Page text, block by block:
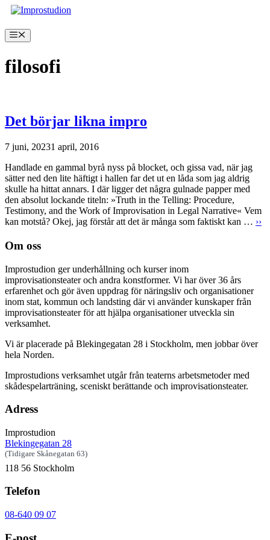
Hoppa
innehållMeny
filosofi
Det börjar likna impro
7 juni, 20231 april, 2016
Handlade en gammal byrå nyss på blocket, och gissa vad, när jag
sätter ned den lite häftigt i hallen far det ut en låda som jag aldrig
skulle ha hittat annars. I där ligger det några gulnade papper med
den absolut lockande titeln: »Truth in the Telling: Procedure,
Testimony, and the Work of Improvisation in Legal Narrative« Vem
kan motstå? Okej, jag förstår att det är många som faktiskt kan … ››
Om oss
Improstudion ger underhållning och kurser inom
improvisationsteater och andra konstformer. Vi har över 36 års
erfarenhet och gör även uppdrag för näringsliv och organisationer
inom stat, kommun och landsting där vi använder kunskaper från
improvisationsteater för att hjälpa organisationer utveckla sin
verksamhet.
Vi är placerade på Blekingegatan 28 i Stockholm, men jobbar över
hela Norden.
Improstudions verksamhet utgår från teaterns arbetsmetoder med
skådespelarträning, sceniskt berättande och improvisationsteater.
Adress
Improstudion
Blekingegatan 28
(Tidigare Skånegatan 63)
118 56 Stockholm
Telefon
08-640 09 07